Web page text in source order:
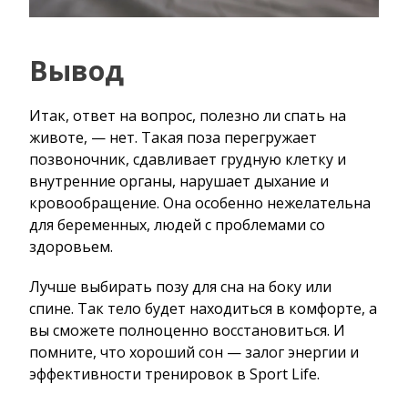
Вывод
Итак, ответ на вопрос, полезно ли спать на
животе, — нет. Такая поза перегружает
позвоночник, сдавливает грудную клетку и
внутренние органы, нарушает дыхание и
кровообращение. Она особенно нежелательна
для беременных, людей с проблемами со
здоровьем.
Лучше выбирать позу для сна на боку или
спине. Так тело будет находиться в комфорте, а
вы сможете полноценно восстановиться. И
помните, что хороший сон — залог энергии и
эффективности тренировок в Sport Life.